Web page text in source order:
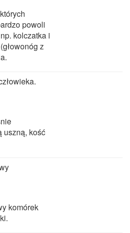
powoli
kolczatka i
z
uszną, kość
komórek